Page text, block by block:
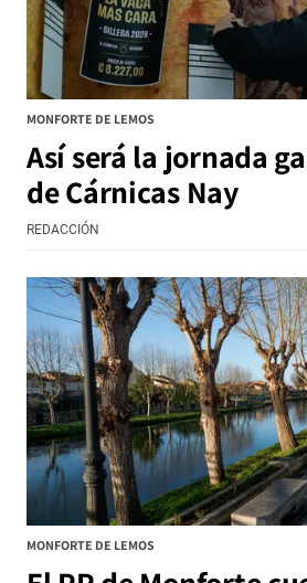
MONFORTE DE LEMOS
Así será la jornada
de Cárnicas Nay
REDACCIÓN
MONFORTE DE LEMOS